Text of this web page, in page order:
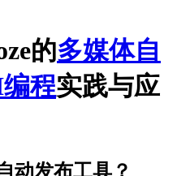
的多媒体自
程实践与应
动发布工具？